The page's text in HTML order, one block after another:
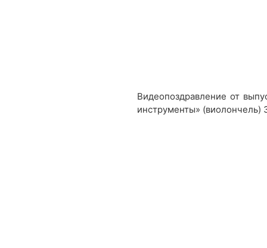
Видеопоздравление от
инструменты» (виолончель)